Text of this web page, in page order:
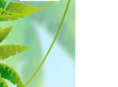
Для рыбок
Для рептилий